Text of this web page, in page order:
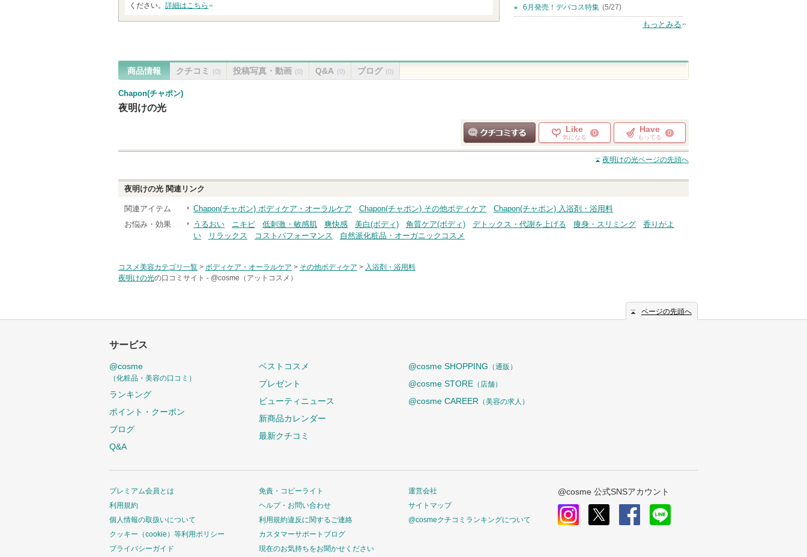
ください。 詳細はこちら 6月発売！デパコス特集 (5/27)
もっとみる
商品情報 クチコミ (0) 投稿写真・動画 (0) Q&A (0) ブログ (0)
Chapon(チャポン)
夜明けの光
クチコミする
Like
気になる
0 Have
もってる
0
夜明けの光ページの先頭へ
夜明けの光 関連リンク
関連アイテム Chapon(チャポン) ボディケア・オーラルケア Chapon(チャポン) その他ボディケア
Chapon(チャポン) 入浴剤・浴用料
お悩み・効果
うるおい ニキビ 低刺激・敏感肌 爽快感 美白(ボディ) 角質ケア(ボディ) デトックス・代謝を上げる 痩身・スリミング
香りがよ
い
リラックス コストパフォーマンス 自然派化粧品・オーガニックコスメ
コスメ美容カテゴリ一覧 > ボディケア・オーラルケア > その他ボディケア > 入浴剤・浴用料
夜明けの光の口コミサイト - @cosme（アットコスメ）
ページの先頭へ
サービス
@cosme
（化粧品・美容の口コミ）
ランキング
ポイント・クーポン
ブログ
Q&A
ベストコスメ
プレゼント
ビューティニュース
新商品カレンダー
最新クチコミ
@cosme SHOPPING （通販）
@cosme STORE （店舗）
@cosme CAREER （美容の求人）
プレミアム会員とは
利用規約
個人情報の取扱いについて
クッキー（cookie）等利用ポリシー
プライバシーガイド
免責・コピーライト
ヘルプ・お問い合わせ
利用規約違反に関するご連絡
カスタマーサポートブログ
現在のお気持ちをお聞かせください
運営会社
サイトマップ
@cosmeクチコミランキングについて
@cosme 公式SNSアカウント